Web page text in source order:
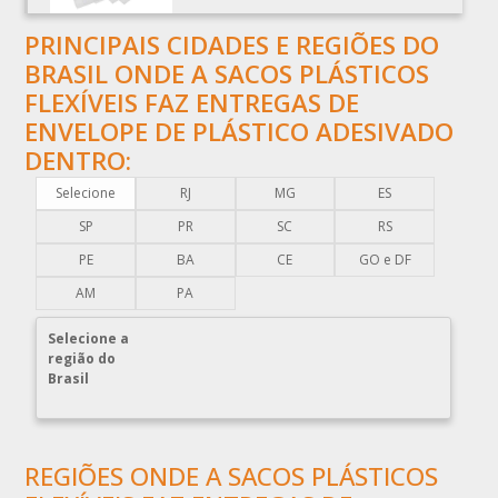
BOBINAS PLÁSTICAS RECICLADAS
BOBINAS PLÁSTICAS TÉCNICAS
CAIXA EMBALAGEM PLÁSTICA TRANSPARENTE
CAPA PLÁSTICA PARA DOCUMENTOS
CAPA PLÁSTICA PARA PALLET
COMERCIO DE EMBALAGENS PLÁSTICAS
COMPRAR ENVELOPE PLÁSTICO CORREIOS
COMPRAR ENVELOPE PLÁSTICO DE CORREIO
COMPRAR ENVELOPE PLÁSTICO DE SEGURANÇA
COMPRAR PLÁSTICO BOLHA
COMPRAR SACOLAS PLÁSTICAS
PRINCIPAIS CIDADES E REGIÕES DO
BRASIL ONDE A SACOS PLÁSTICOS
FLEXÍVEIS FAZ ENTREGAS DE
ENVELOPE DE PLÁSTICO ADESIVADO
DENTRO:
Selecione RJ MG
ES
SP
PR SC
RS
PE
BA CE
GO e DF
AM
PA
Selecione a
região do
Brasil
REGIÕES ONDE A SACOS PLÁSTICOS